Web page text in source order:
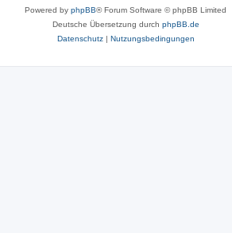
Powered by phpBB® Forum Software © phpBB Limited
Deutsche Übersetzung durch phpBB.de
Datenschutz| Nutzungsbedingungen